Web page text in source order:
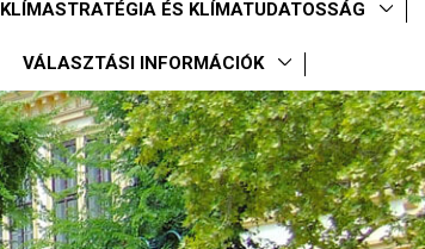
KLÍMASTRATÉGIA ÉS KLÍMATUDATOSSÁG
VÁLASZTÁSI INFORMÁCIÓK